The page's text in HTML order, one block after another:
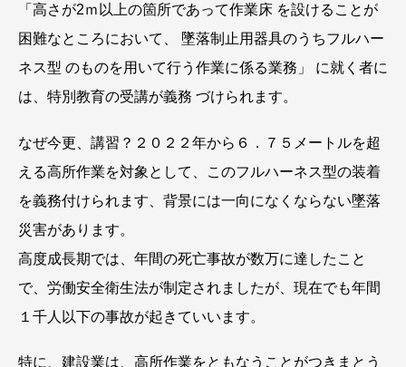
「高さが2ｍ以上の箇所であって作業床 を設けることが
困難なところにおいて、 墜落制止用器具のうちフルハー
ネス型 のものを用いて行う作業に係る業務」 に就く者に
は、特別教育の受講が義務 づけられます。
なぜ今更、講習？２０２２年から６．７５メートルを超
える高所作業を対象として、このフルハーネス型の装着
を義務付けられます、背景には一向になくならない墜落
災害があります。
高度成長期では、年間の死亡事故が数万に達したこと
で、労働安全衛生法が制定されましたが、現在でも年間
１千人以下の事故が起きていいます。
特に、建設業は、高所作業をともなうことがつきまとう